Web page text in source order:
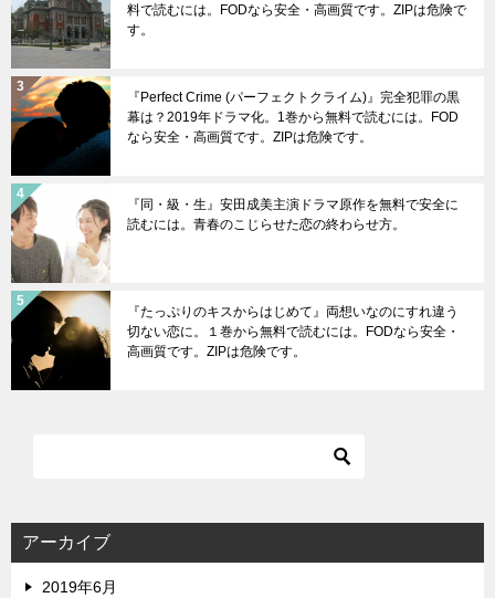
料で読むには。FODなら安全・高画質です。ZIPは危険で
す。
『Perfect Crime (パーフェクトクライム)』完全犯罪の黒
幕は？2019年ドラマ化。1巻から無料で読むには。FOD
なら安全・高画質です。ZIPは危険です。
『同・級・生』安田成美主演ドラマ原作を無料で安全に
読むには。青春のこじらせた恋の終わらせ方。
『たっぷりのキスからはじめて』両想いなのにすれ違う
切ない恋に。１巻から無料で読むには。FODなら安全・
高画質です。ZIPは危険です。
アーカイブ
2019年6月